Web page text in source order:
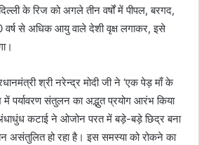
के रिज को अगले तीन वर्षों में पीपल, बरगद,
से अधिक आयु वाले देशी वृक्ष लगाकर, इसे
श्री नरेन्द्र मोदी जी ने ‘एक पेड़ माँ के
पर्यावरण संतुलन का अद्भुत प्रयोग आरंभ किया
कटाई ने ओजोन परत में बड़े-बड़े छिद्र बना
असंतुलित हो रहा है। इस समस्या को रोकने का